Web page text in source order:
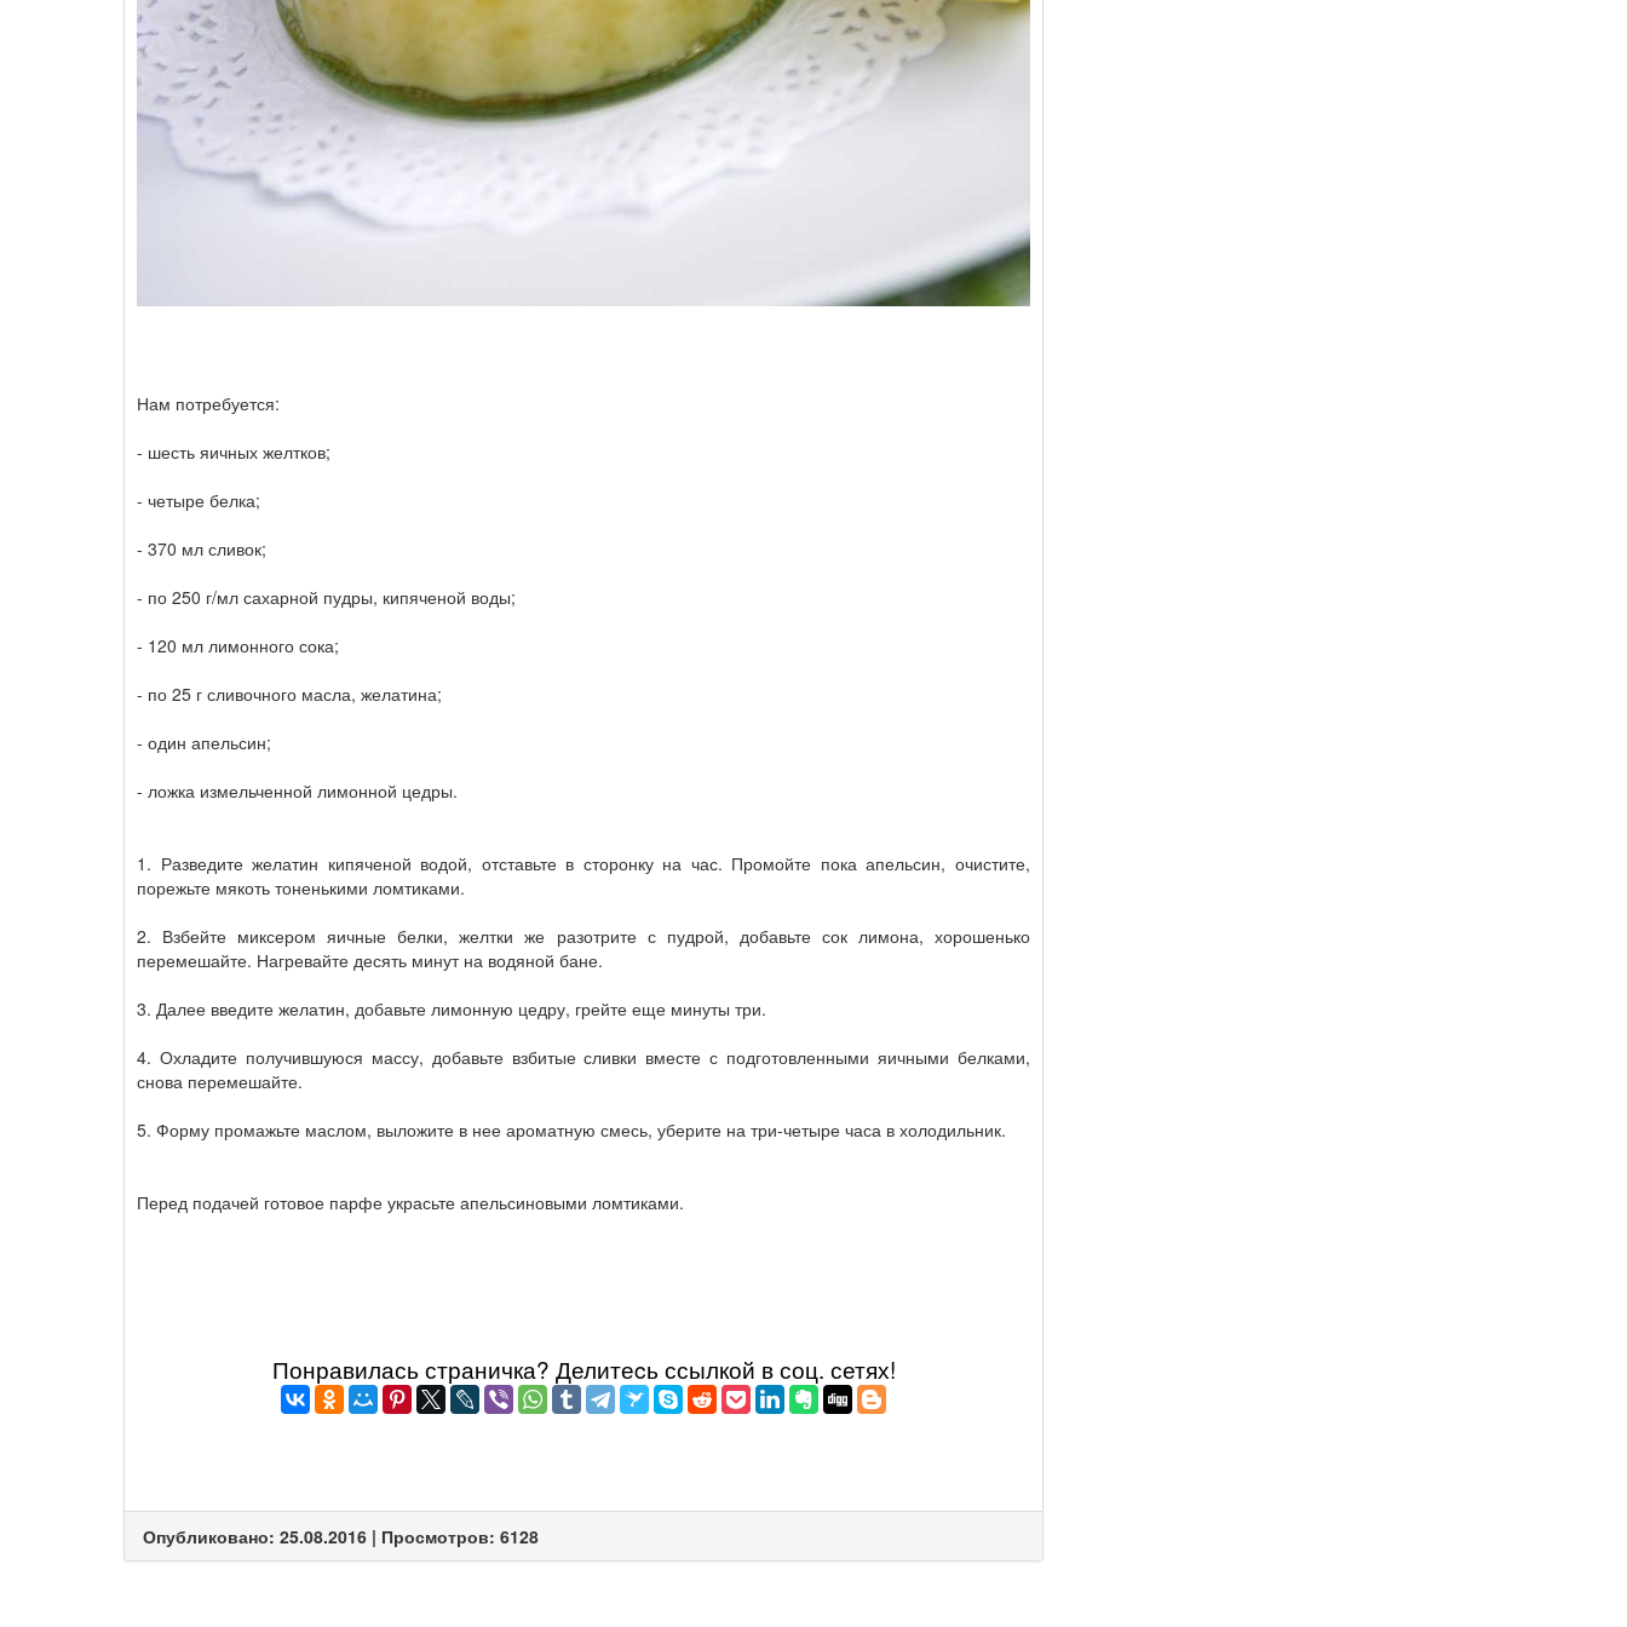
Нам потребуется:
- шесть яичных желтков;
- четыре белка;
- 370 мл сливок;
- по 250 г/мл сахарной пудры, кипяченой воды;
- 120 мл лимонного сока;
- по 25 г сливочного масла, желатина;
- один апельсин;
- ложка измельченной лимонной цедры.
1. Разведите желатин кипяченой водой, отставьте в сторонку на час. Промойте пока апельсин, очистите,
порежьте мякоть тоненькими ломтиками.
2. Взбейте миксером яичные белки, желтки же разотрите с пудрой, добавьте сок лимона, хорошенько
перемешайте. Нагревайте десять минут на водяной бане.
3. Далее введите желатин, добавьте лимонную цедру, грейте еще минуты три.
4. Охладите получившуюся массу, добавьте взбитые сливки вместе с подготовленными яичными белками,
снова перемешайте.
5. Форму промажьте маслом, выложите в нее ароматную смесь, уберите на три-четыре часа в холодильник.
Перед подачей готовое парфе украсьте апельсиновыми ломтиками.
Понравилась страничка? Делитеcь ссылкой в соц. сетях!
Опубликовано: 25.08.2016 | Просмотров: 6128